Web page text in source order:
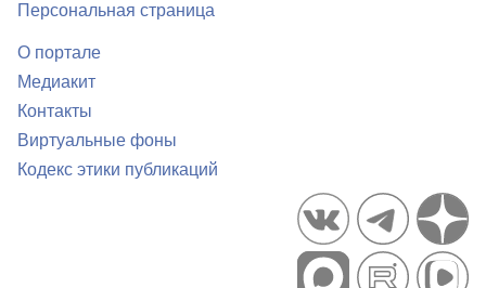
Персональная страница
О портале
Медиакит
Контакты
Виртуальные фоны
Кодекс этики публикаций